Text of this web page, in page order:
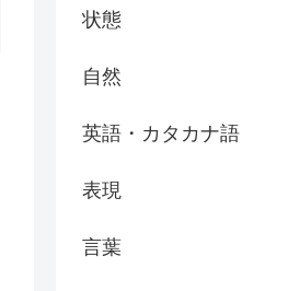
状態
自然
英語・カタカナ語
表現
言葉